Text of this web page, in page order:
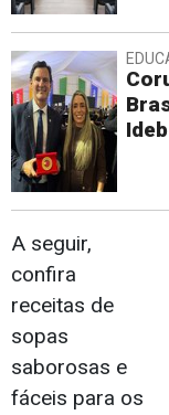
Ideb
A seguir,
confira
receitas de
sopas
saborosas e
fáceis para os